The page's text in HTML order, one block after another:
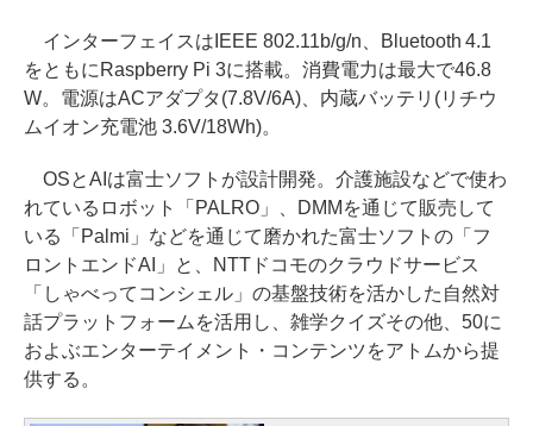
インターフェイスはIEEE 802.11b/g/n、Bluetooth 4.1
をともにRaspberry Pi 3に搭載。消費電力は最大で46.8
W。電源はACアダプタ(7.8V/6A)、内蔵バッテリ(リチウ
ムイオン充電池 3.6V/18Wh)。
OSとAIは富士ソフトが設計開発。介護施設などで使わ
れているロボット「PALRO」、DMMを通じて販売して
いる「Palmi」などを通じて磨かれた富士ソフトの「フ
ロントエンドAI」と、NTTドコモのクラウドサービス
「しゃべってコンシェル」の基盤技術を活かした自然対
話プラットフォームを活用し、雑学クイズその他、50に
およぶエンターテイメント・コンテンツをアトムから提
供する。